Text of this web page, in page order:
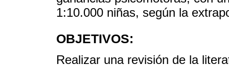
1:10.000 niñas, según la
OBJETIVOS:
Realizar una revisión de la